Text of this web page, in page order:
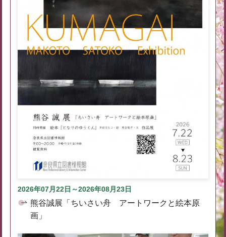
2026年07月22日～2026年08月23日
熊谷誠展「ちいさい舟 アートワークと絵本原
画」